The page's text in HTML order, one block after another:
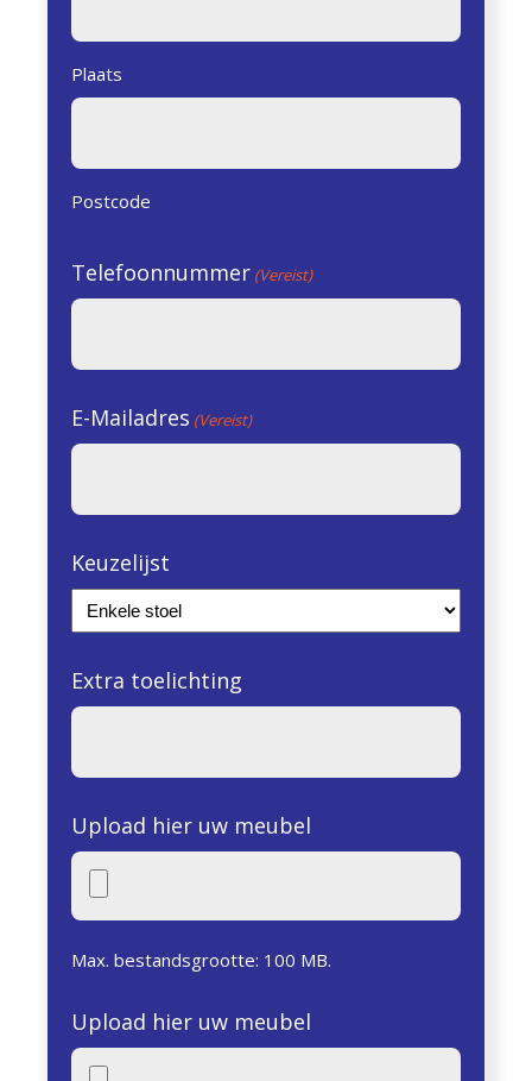
Plaats
Postcode
Telefoonnummer (Vereist)
E-Mailadres (Vereist)
Keuzelijst
Extra toelichting
Upload hier uw meubel
Max. bestandsgrootte: 100 MB.
Upload hier uw meubel